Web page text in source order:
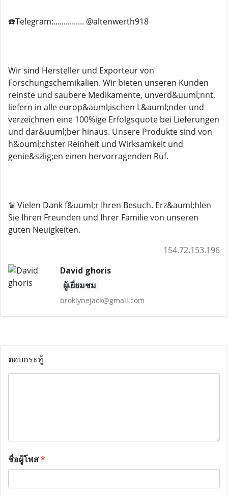
☎️Telegram:............... @altenwerth918
Wir sind Hersteller und Exporteur von
Forschungschemikalien. Wir bieten unseren Kunden
reinste und saubere Medikamente, unverd&uuml;nnt,
liefern in alle europ&auml;ischen L&auml;nder und
verzeichnen eine 100%ige Erfolgsquote bei Lieferungen
und dar&uuml;ber hinaus. Unsere Produkte sind von
h&ouml;chster Reinheit und Wirksamkeit und
genie&szlig;en einen hervorragenden Ruf.
♛ Vielen Dank f&uuml;r Ihren Besuch. Erz&auml;hlen
Sie Ihren Freunden und Ihrer Familie von unseren
guten Neuigkeiten.
154.72.153.196
David ghoris
ผู้เยี่ยมชม
broklynejack@gmail.com
ตอบกระทู้
ชื่อผู้โพส*